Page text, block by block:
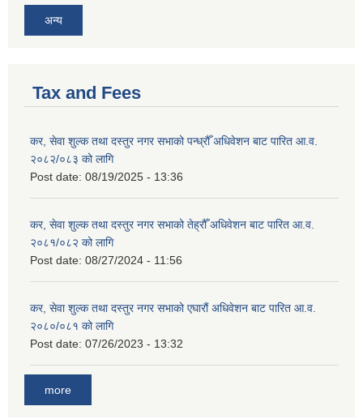
अन्य
Tax and Fees
कर, सेवा शुल्क तथा दस्तुर नगर सभाको पन्ध्रौँ अधिवेशन बाट पारित आ.व.
२०८२/०८३ को लागि
Post date: 08/19/2025 - 13:36
कर, सेवा शुल्क तथा दस्तुर नगर सभाको तेह्रौँ अधिवेशन बाट पारित आ.व.
२०८१/०८२ को लागि
Post date: 08/27/2024 - 11:56
कर, सेवा शुल्क तथा दस्तुर नगर सभाको एघारौं अधिवेशन बाट पारित आ.व.
२०८०/०८१ को लागि
Post date: 07/26/2023 - 13:32
more